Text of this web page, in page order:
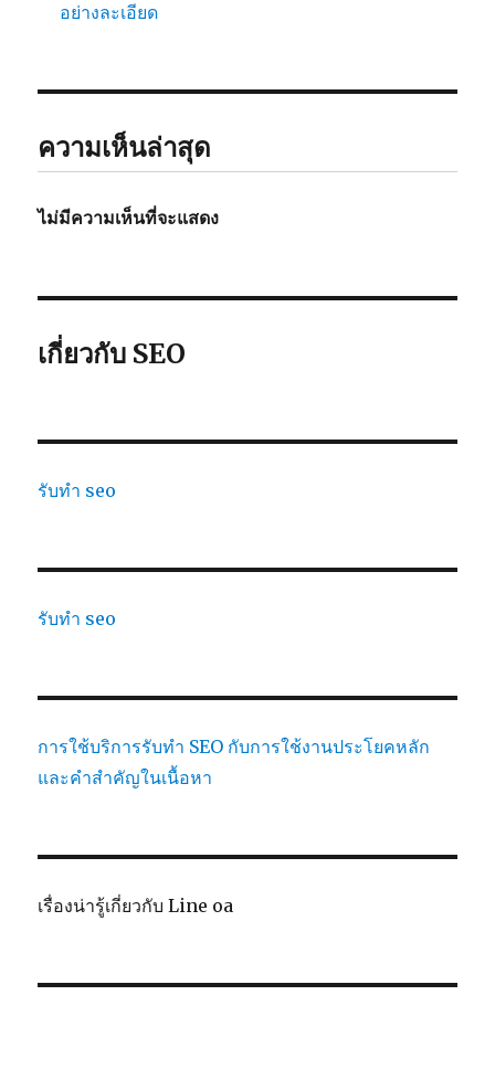
อย่างละเอียด
ความเห็นล่าสุด
ไม่มีความเห็นที่จะแสดง
เกี่ยวกับ SEO
รับทำ seo
รับทำ seo
การใช้บริการรับทำ SEO กับการใช้งานประโยคหลัก
และคำสำคัญในเนื้อหา
เรื่องน่ารู้เกี่ยวกับ Line oa